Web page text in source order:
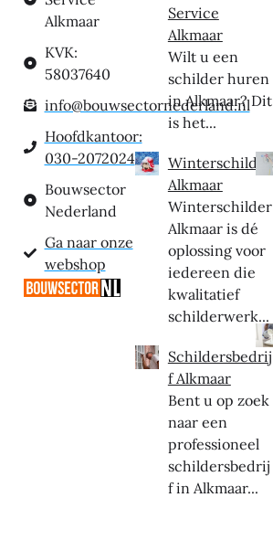
Alkmaar
KVK:
58037640
info@bouwsectornederland.nl
Hoofdkantoor:
030-2072024
Bouwsector
Nederland
Ga naar onze
webshop
Service
Alkmaar
Wilt u een
schilder huren
in Alkmaar? Dit
is het...
Winterschilder
Alkmaar
Winterschilder
Alkmaar is dé
oplossing voor
iedereen die
kwalitatief
schilderwerk...
Schildersbedrij
f Alkmaar
Bent u op zoek
naar een
professioneel
schildersbedrij
f in Alkmaar...